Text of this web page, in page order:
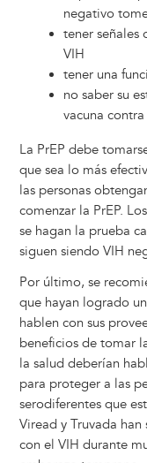
negativo
tener señales
VIH
tener una
no saber su
vacuna
La PrEP debe
que sea lo más
las personas
comenzar la PrEP.
se hagan la prueba
siguen siendo VIH
Por último, se
que hayan logrado un
hablen con sus
beneficios de tomar
la salud deberían
para proteger a las
serodiferentes que
Viread y Truvada
con el VIH durante